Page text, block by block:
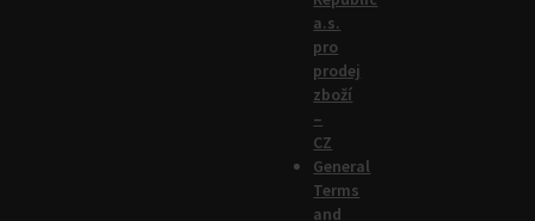
a.s.
pro
prodej
zboží
–
CZ
General
Terms
and